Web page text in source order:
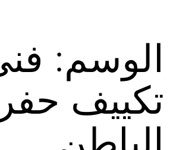
الوسم:
تكييف حفر